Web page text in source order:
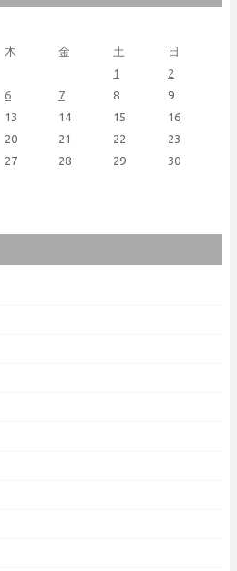
木 金 土 日
1
2
6 7 8
9
13 14 15
16
20 21 22
23
27 28 29
30